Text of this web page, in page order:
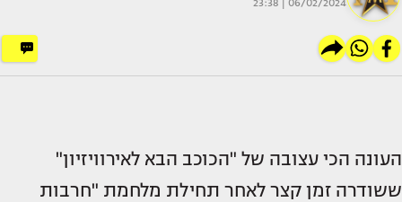
06/02/2024 | 23:38
העונה הכי עצובה של "הכוכב הבא לאירוויזיון"
ששודרה זמן קצר לאחר תחילת מלחמת "חרבות